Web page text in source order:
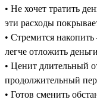
• Не хочет тратить
эти расходы
• Стремится
легче отложить
• Ценит длительный
продолжительный
• Готов сменить